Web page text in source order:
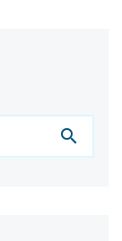
search